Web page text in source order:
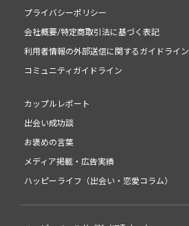
プライバシーポリシー
会社概要/特定商取引法に基づく表記
利用者情報の外部送信に関するガイドライン
コミュニティガイドライン
カップルレポート
出会い成功談
お褒めの言葉
メディア掲載・広告実績
ハッピーライフ（出会い・恋愛コラム）